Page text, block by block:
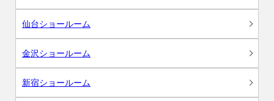
仙台ショールーム
金沢ショールーム
新宿ショールーム